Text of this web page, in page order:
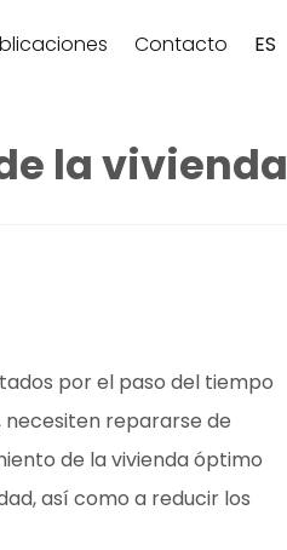
Contacto ES
la vivienda
por el paso del tiempo
necesiten repararse de
de la vivienda óptimo
, así como a reducir los